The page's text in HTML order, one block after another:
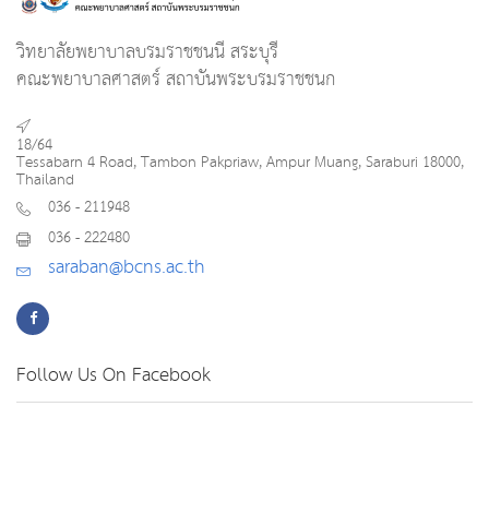
วิทยาลัยพยาบาลบรมราชชนนี สระบุรี
คณะพยาบาลศาสตร์ สถาบันพระบรมราชชนก
18/64
Tessabarn 4 Road, Tambon Pakpriaw, Ampur Muang, Saraburi 18000,
Thailand
036 - 211948
036 - 222480
saraban@bcns.ac.th
Follow Us On Facebook